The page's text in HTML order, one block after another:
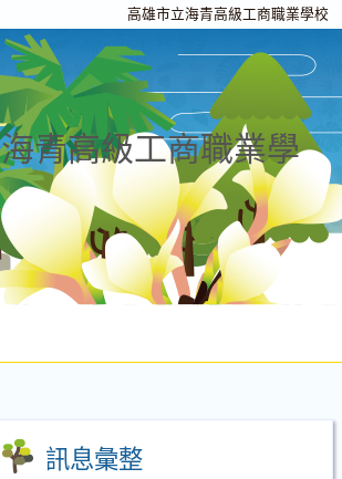
高雄市立海青高級工商職業學校
青高級工商職業學
訊息彙整